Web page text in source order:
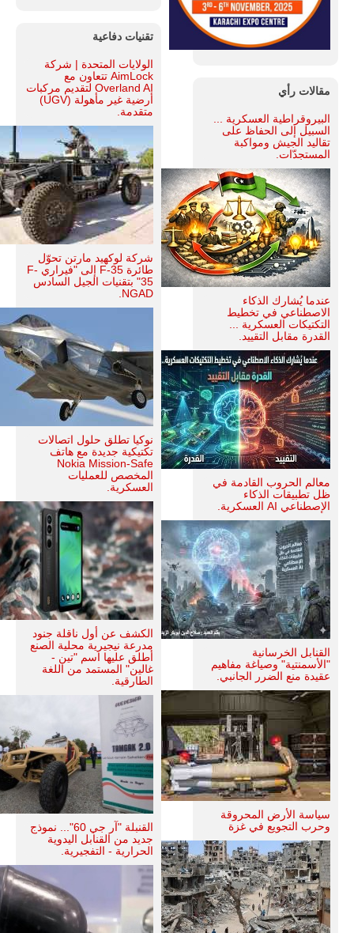
مقالات رأي
البيروقراطية العسكرية ...
السبيل إلى الحفاظ على
تقاليد الجيش ومواكبة
المستجدّات.
عندما يُشارك الذكاء
الاصطناعي في تخطيط
التكتيكات العسكرية ...
القدرة مقابل التقييد.
معالم الحروب القادمة في
ظل تطبيقات الذكاء
الإصطناعي AI العسكرية.
القنابل الخرسانية
"الأسمنتية" وصياغة مفاهيم
عقيدة منع الضرر الجانبي.
سياسة الأرض المحروقة
وحرب التجويع في غزة
تقنيات دفاعية
الولايات المتحدة | شركة
AimLock تتعاون مع
Overland AI لتقديم مركبات
أرضية غير مأهولة (UGV)
متقدمة.
شركة لوكهيد مارتن تحوّل
طائرة F-35 إلى "فيراري F-
35" بتقنيات الجيل السادس
NGAD.
نوكيا تطلق حلول اتصالات
تكتيكية جديدة مع هاتف
Nokia Mission-Safe
المخصص للعمليات
العسكرية.
الكشف عن أول ناقلة جنود
مدرعة نيجيرية محلية الصنع
أطلق عليها اسم "تين -
غالين" المستمد من اللغة
الطارقية.
القنبلة "آر جي 60"... نموذج
جديد من القنابل اليدوية
الحرارية - التفجيرية.